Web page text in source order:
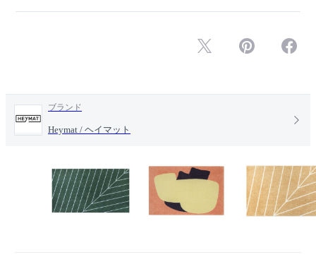
ブランド
Heymat / ヘイマット